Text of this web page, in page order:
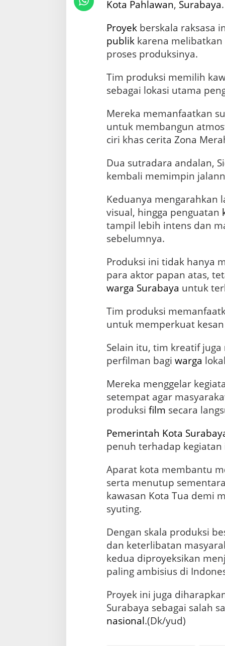
y
,
D
g
r
a
p
i
d
a
t
a
t
a
d
a
n
a
a
r
a
r
t
a
Kota Pahlawan, Surabaya.
Proyekberskala raksasa
publikkarena melibatkan
proses produksinya.
Tim produksi memilih
sebagai lokasi utama
Mereka memanfaatkan
untuk membangun
ciri khas cerita Zona
Dua sutradara andalan,
kembali memimpin
Keduanya mengarahkan
visual, hingga penguatan
tampil lebih intens dan
sebelumnya.
Produksi ini tidak hanya
para aktor papan atas,
warga Surabaya untuk
Tim produksi
untuk memperkuat
Selain itu, tim kreatif
perfilman bagi warga
Mereka menggelar
setempat agar
produksi film secara
Pemerintah Kota
penuh terhadap kegiatan
Aparat kota membantu
serta menutup
kawasan Kota Tua demi
syuting.
Dengan skala produksi
dan keterlibatan
kedua diproyeksikan
paling ambisius di
Proyek ini juga
Surabaya sebagai salah
nasional.(Dk/yud)